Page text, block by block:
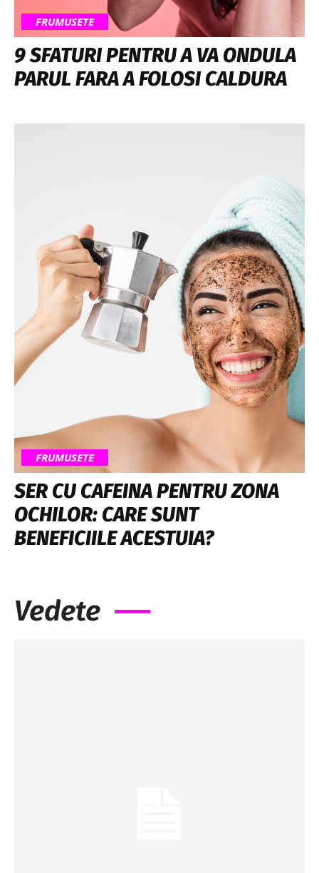
FRUMUSETE
9 SFATURI PENTRU A VA ONDULA
PARUL FARA A FOLOSI CALDURA
FRUMUSETE
SER CU CAFEINA PENTRU ZONA
OCHILOR: CARE SUNT
BENEFICIILE ACESTUIA?
Vedete